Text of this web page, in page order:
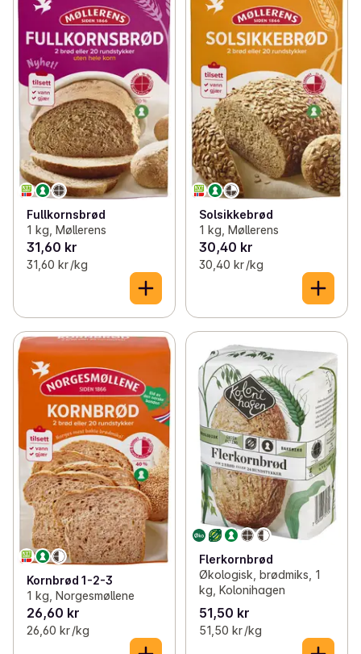
Fullkornsbrød
1 kg, Møllerens
31,60 kr
31,60 kr /kg
Solsikkebrød
1 kg, Møllerens
30,40 kr
30,40 kr /kg
Kornbrød 1-2-3
1 kg, Norgesmøllene
26,60 kr
26,60 kr /kg
Flerkornbrød
Økologisk, brødmiks, 1
kg, Kolonihagen
51,50 kr
51,50 kr /kg